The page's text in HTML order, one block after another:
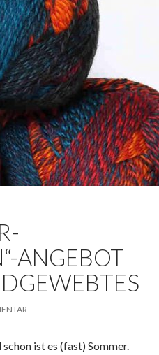
ANGEBOT
ist es (fast) Sommer.